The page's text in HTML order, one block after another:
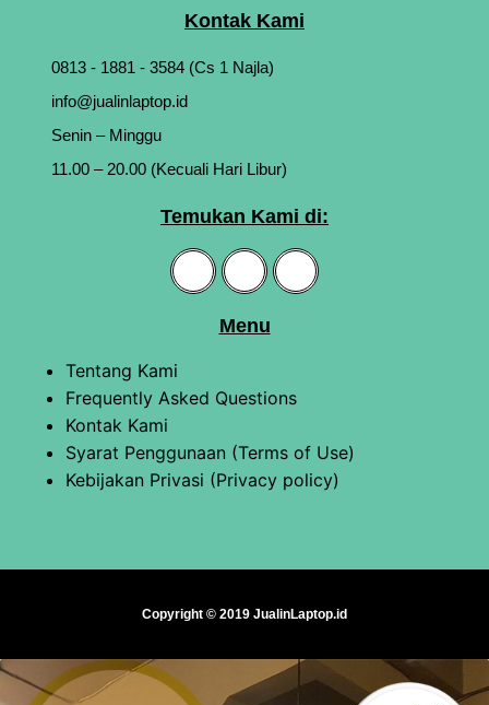
Kontak Kami
0813 - 1881 - 3584 (Cs 1 Najla)
info@jualinlaptop.id
Senin – Minggu
11.00 – 20.00 (Kecuali Hari Libur)
Temukan Kami di:
Menu
Tentang Kami
Frequently Asked Questions
Kontak Kami
Syarat Penggunaan (Terms of Use)
Kebijakan Privasi (Privacy policy)
Copyright © 2019 JualinLaptop.id